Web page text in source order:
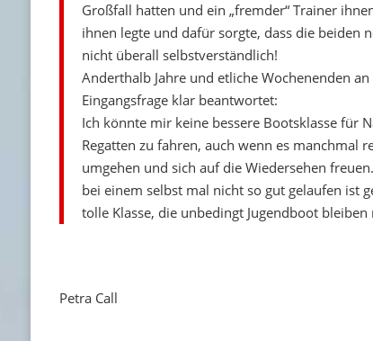
Großfall hatten und ein „fremder“ Trainer
ihnen legte und dafür sorgte, dass die beiden
nicht überall selbstverständlich!
Anderthalb Jahre und etliche Wochenenden
Eingangsfrage klar beantwortet:
Ich könnte mir keine bessere Bootsklasse für
Regatten zu fahren, auch wenn es
umgehen und sich auf die Wiedersehen
bei einem selbst mal nicht so gut gelaufen ist
tolle Klasse, die unbedingt Jugendboot bleiben
Petra Call